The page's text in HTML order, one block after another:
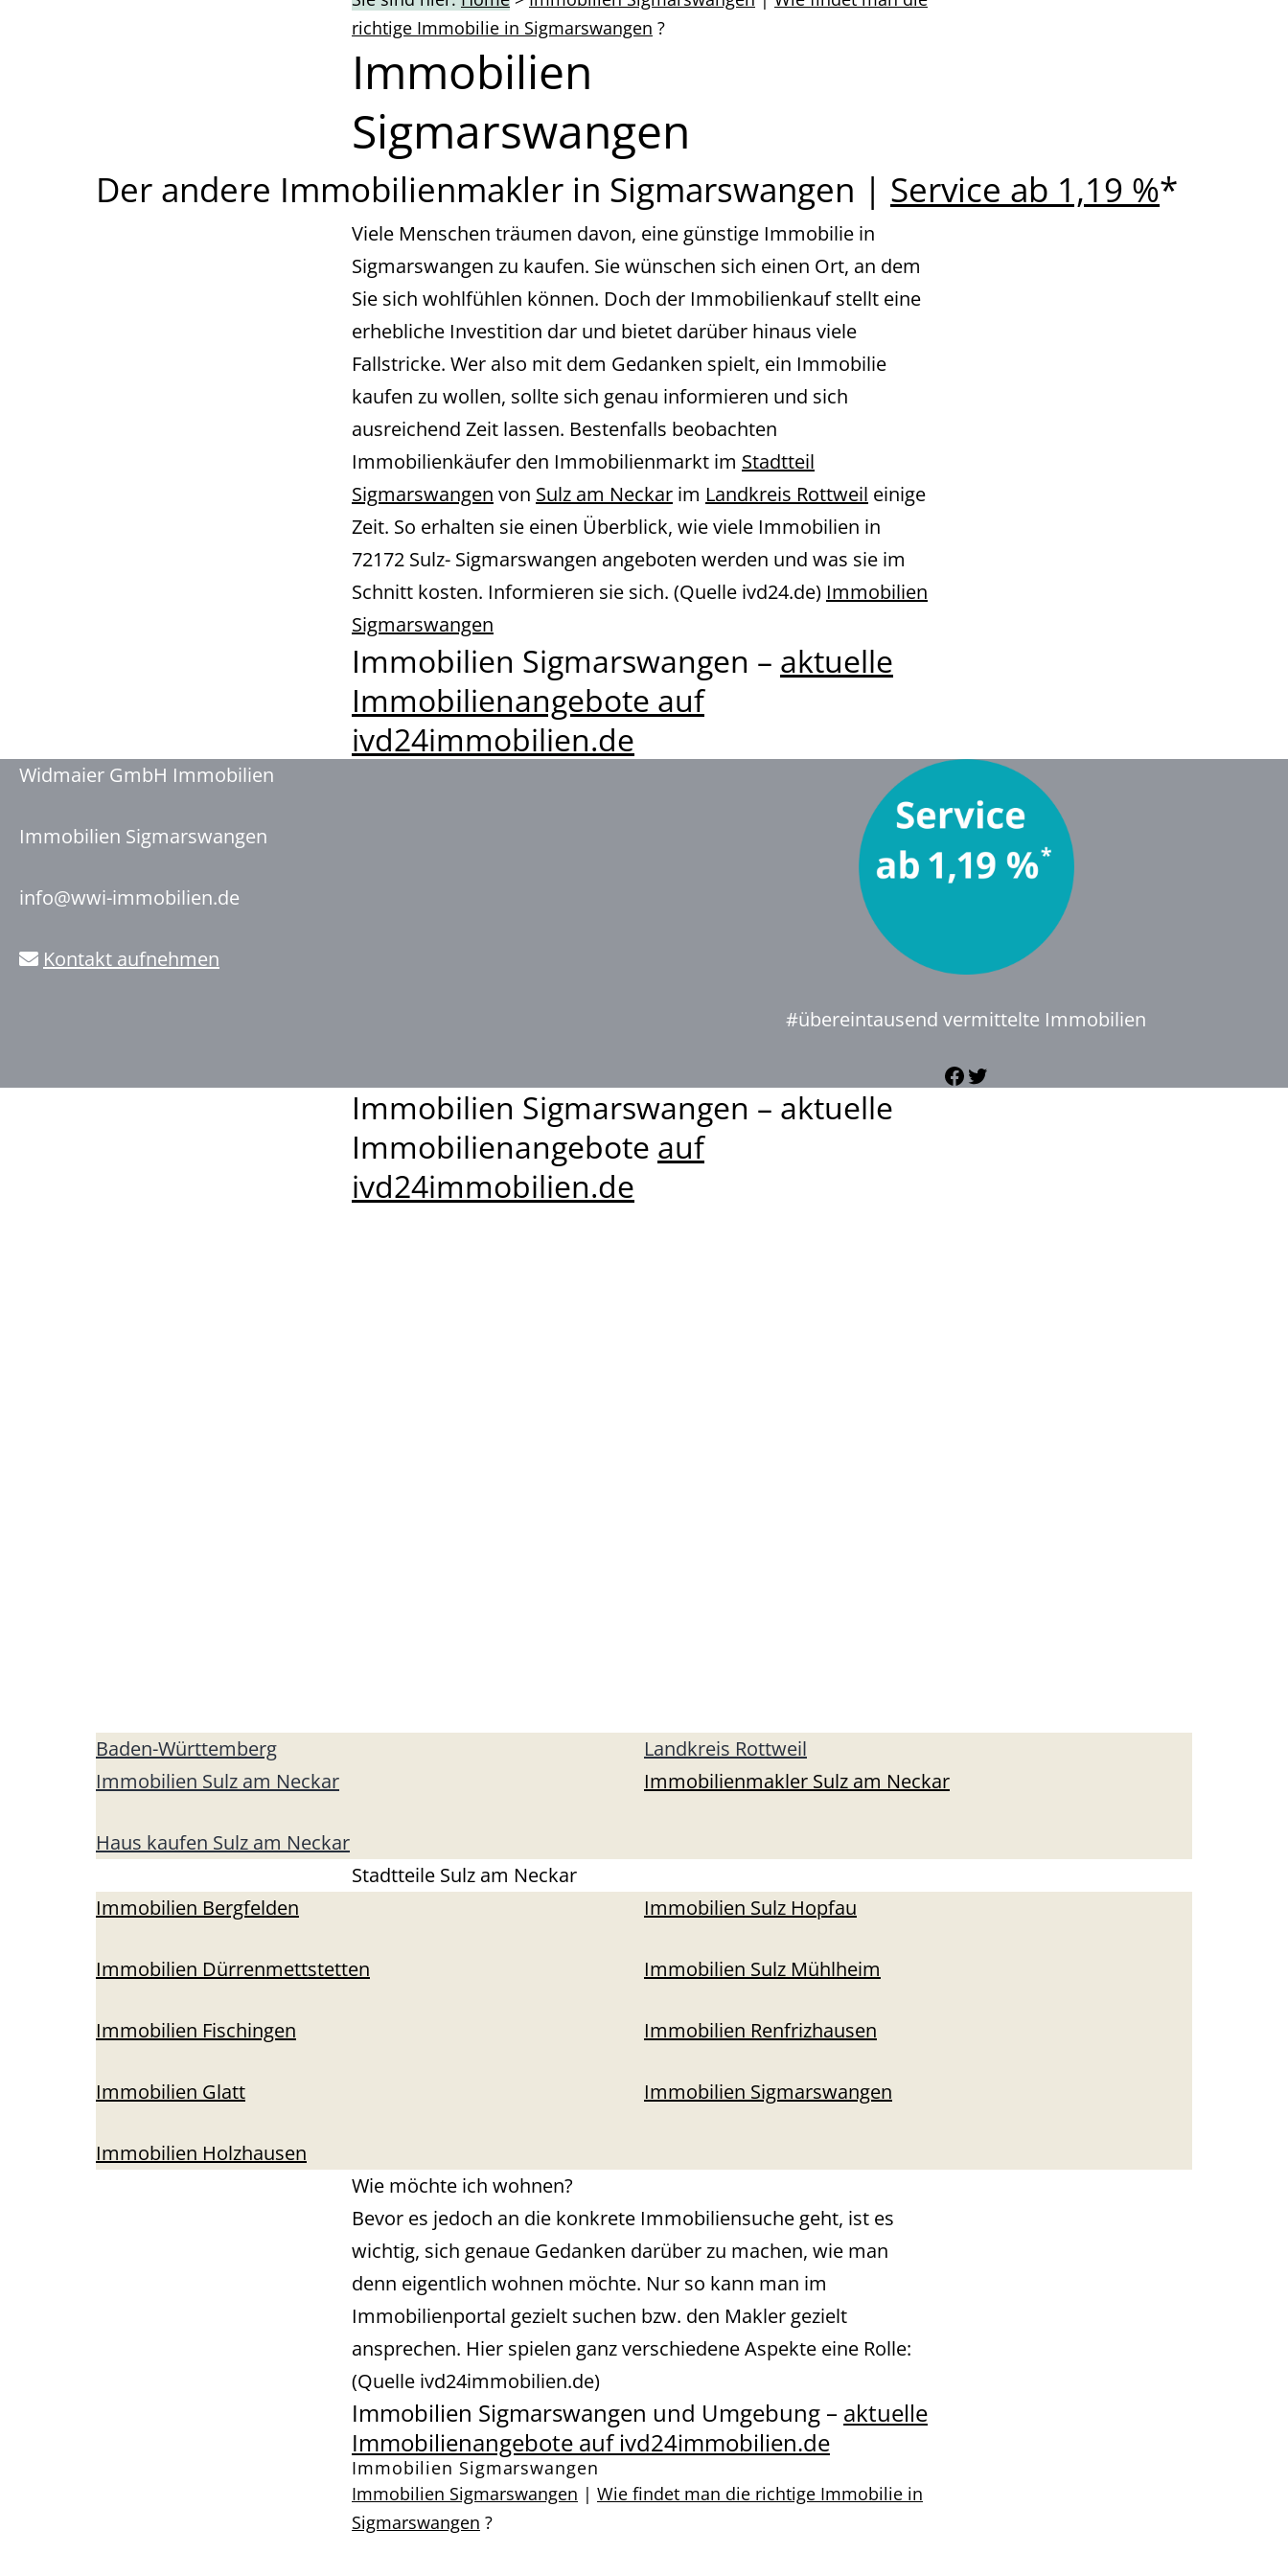
richtige Immobilie in Sigmarswangen ?
Immobilien
Sigmarswangen
Der andere Immobilienmakler in Sigmarswangen | Service ab 1,19 %*
Viele Menschen träumen davon, eine günstige Immobilie in
Sigmarswangen zu kaufen. Sie wünschen sich einen Ort, an dem
Sie sich wohlfühlen können. Doch der Immobilienkauf stellt eine
erhebliche Investition dar und bietet darüber hinaus viele
Fallstricke. Wer also mit dem Gedanken spielt, ein Immobilie
kaufen zu wollen, sollte sich genau informieren und sich
ausreichend Zeit lassen. Bestenfalls beobachten
Immobilienkäufer den Immobilienmarkt im Stadtteil
Sigmarswangen von Sulz am Neckar im Landkreis Rottweil einige
Zeit. So erhalten sie einen Überblick, wie viele Immobilien in
72172 Sulz- Sigmarswangen angeboten werden und was sie im
Schnitt kosten. Informieren sie sich. (Quelle ivd24.de) Immobilien
Sigmarswangen
Immobilien Sigmarswangen – aktuelle
Immobilienangebote auf
ivd24immobilien.de
Widmaier GmbH Immobilien
Immobilien Sigmarswangen
info@wwi-immobilien.de
Kontakt aufnehmen
#übereintausend vermittelte Immobilien
Facebook
Twitter
Immobilien Sigmarswangen – aktuelle
Immobilienangebote auf
ivd24immobilien.de
Baden-Württemberg
Landkreis Rottweil
Immobilien Sulz am Neckar
Haus kaufen Sulz am Neckar
Immobilienmakler Sulz am Neckar
Stadtteile Sulz am Neckar
Immobilien Bergfelden
Immobilien Dürrenmettstetten
Immobilien Fischingen
Immobilien Glatt
Immobilien Holzhausen
Immobilien Sulz Hopfau
Immobilien Sulz Mühlheim
Immobilien Renfrizhausen
Immobilien Sigmarswangen
Wie möchte ich wohnen?
Bevor es jedoch an die konkrete Immobiliensuche geht, ist es
wichtig, sich genaue Gedanken darüber zu machen, wie man
denn eigentlich wohnen möchte. Nur so kann man im
Immobilienportal gezielt suchen bzw. den Makler gezielt
ansprechen. Hier spielen ganz verschiedene Aspekte eine Rolle:
(Quelle ivd24immobilien.de)
Immobilien Sigmarswangen und Umgebung – aktuelle
Immobilienangebote auf ivd24immobilien.de
Immobilien Sigmarswangen
Immobilien Sigmarswangen | Wie findet man die richtige Immobilie in
Sigmarswangen ?